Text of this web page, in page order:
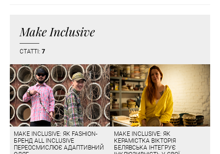
Make Inclusive
СТАТТІ: 7
MAKE INCLUSIVE: ЯК FASHION-
БРЕНД ALL INCLUSIVE
ПЕРЕОСМИСЛЮЄ АДАПТИВНИЙ
MAKE INCLUSIVE: ЯК
КЕРАМІСТКА ВІКТОРІЯ
БЕЛЯВСЬКА ІНТЕГРУЄ